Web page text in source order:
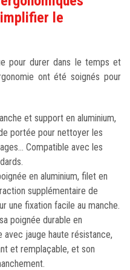
le
pour durer dans le temps et
ont été soignés pour
et support en aluminium,
portée pour nettoyer les
Compatible avec les
en aluminium, filet en
supplémentaire de
une fixation facile au manche.
poignée durable en
avec jauge haute résistance,
et remplaçable, et son